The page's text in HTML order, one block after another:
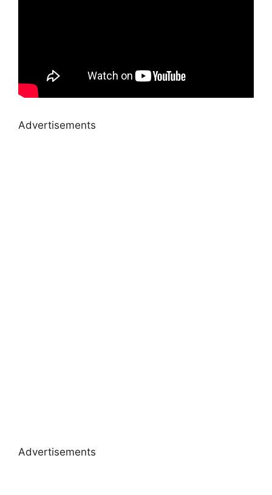
Advertisements
Advertisements